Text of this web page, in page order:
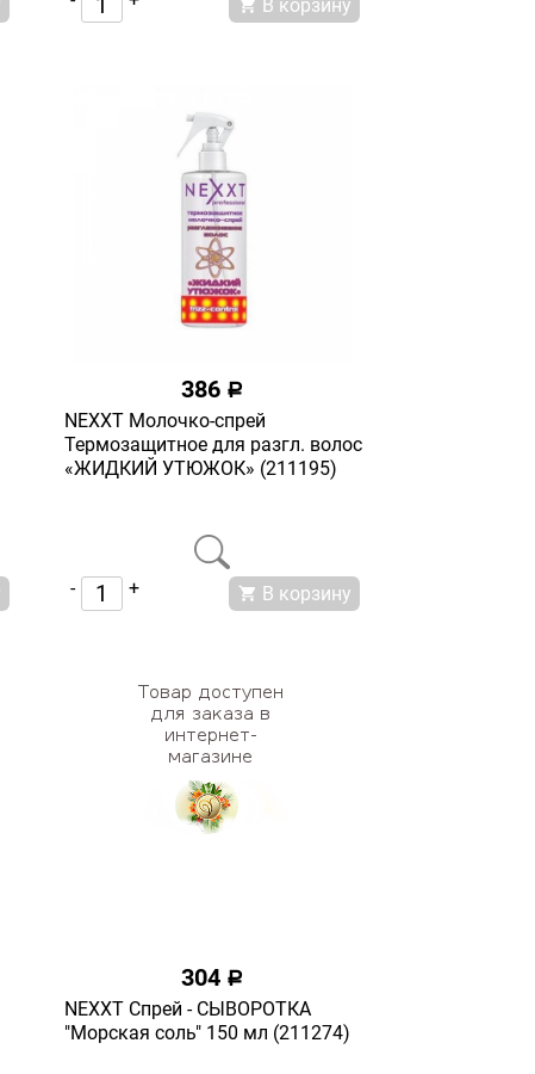
В корзину
386 a
NEXXT Молочко-спрей
Термозащитное для разгл. волос
«ЖИДКИЙ УТЮЖОК» (211195)
- + В корзину
304 a
NEXXT Спрей - СЫВОРОТКА
"Морская соль" 150 мл (211274)